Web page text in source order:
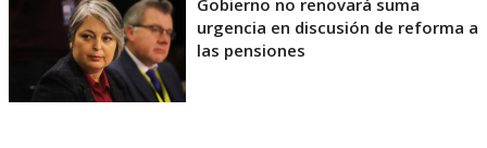
urgencia en discusión de reforma a
las pensiones